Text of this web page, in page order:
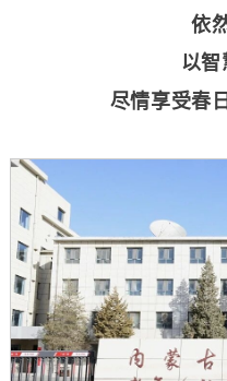
依
以智
尽情享受春